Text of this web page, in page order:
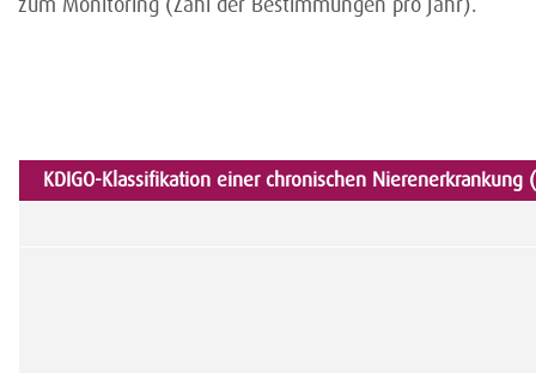
zum Monitoring (Zahl der Bestimmungen pro Jahr).
KDIGO-Klassifikation einer chronischen Nierenerkrankung